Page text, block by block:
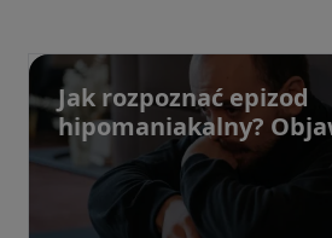
Jak rozpoznać epizod
hipomaniakalny?